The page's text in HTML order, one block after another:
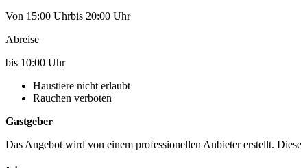
Von 15:00 Uhrbis 20:00 Uhr
Abreise
bis 10:00 Uhr
Haustiere nicht erlaubt
Rauchen verboten
Gastgeber
Das Angebot wird von einem professionellen Anbieter erstellt.